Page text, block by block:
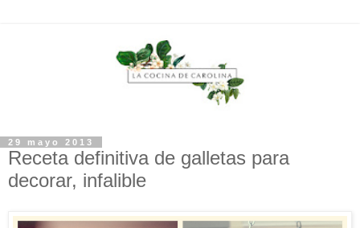
29 mayo 2013
Receta definitiva de galletas para
decorar, infalible